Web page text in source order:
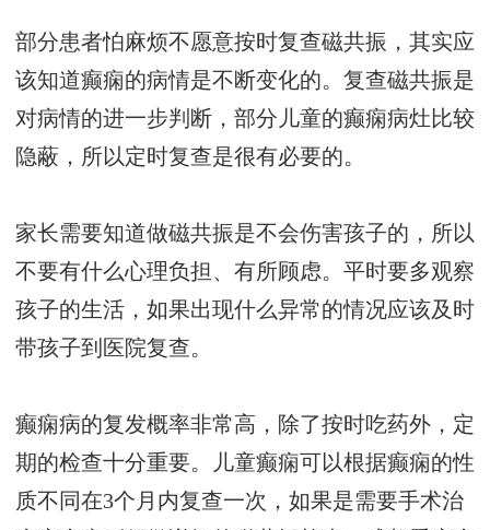
部分患者怕麻烦不愿意按时复查磁共振，其实应
该知道癫痫的病情是不断变化的。复查磁共振是
对病情的进一步判断，部分儿童的癫痫病灶比较
隐蔽，所以定时复查是很有必要的。
家长需要知道做磁共振是不会伤害孩子的，所以
不要有什么心理负担、有所顾虑。平时要多观察
孩子的生活，如果出现什么异常的情况应该及时
带孩子到医院复查。
癫痫病的复发概率非常高，除了按时吃药外，定
期的检查十分重要。儿童癫痫可以根据癫痫的性
质不同在3个月内复查一次，如果是需要手术治